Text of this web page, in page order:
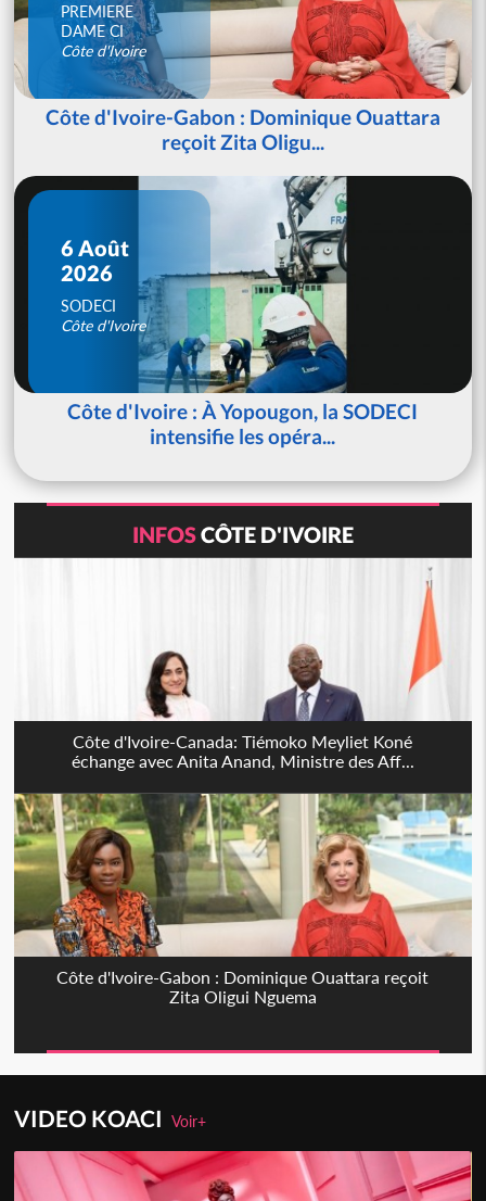
PREMIERE
DAME CI
Côte d'Ivoire
Côte d'Ivoire-Gabon : Dominique Ouattara
reçoit Zita Oligu...
6 Août
2026
SODECI
Côte d'Ivoire
Côte d'Ivoire : À Yopougon, la SODECI
intensifie les opéra...
INFOSCÔTE D'IVOIRE
Côte d'Ivoire-Canada: Tiémoko Meyliet Koné
échange avec Anita Anand, Ministre des Aff...
Côte d'Ivoire-Gabon : Dominique Ouattara reçoit
Zita Oligui Nguema
VIDEO KOACIVoir+